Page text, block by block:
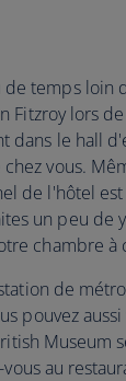
temps loin
lors
dans le hall
vous.
de l'hôtel
un peu de
chambre à
de
pouvez
Museum
au